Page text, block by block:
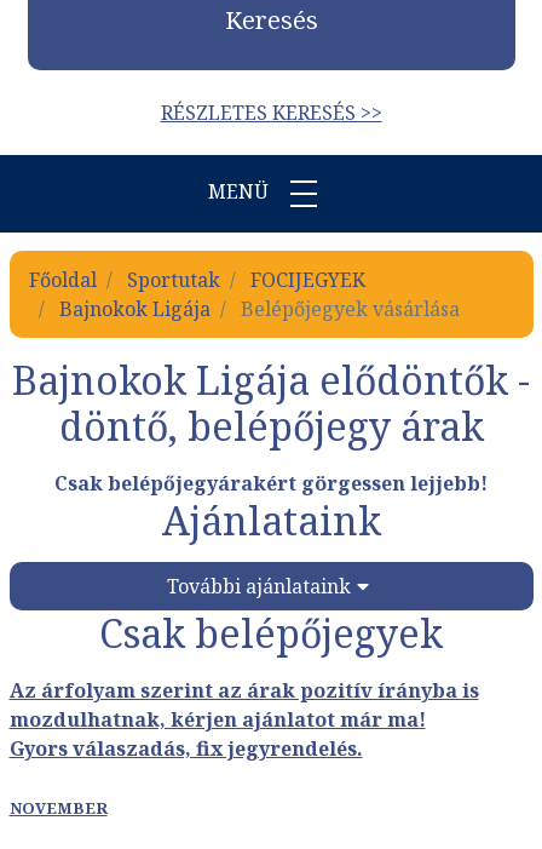
Keresés
RÉSZLETES KERESÉS >>
MENÜ
Főoldal Sportutak
FOCIJEGYEK
Bajnokok Ligája
Belépőjegyek vásárlása
Bajnokok Ligája elődöntők -
döntő, belépőjegy árak
Csak belépőjegyárakért görgessen lejjebb!
Ajánlataink
További ajánlataink
Csak belépőjegyek
Az árfolyam szerint az árak pozitív írányba is
mozdulhatnak, kérjen ajánlatot már ma!
Gyors válaszadás, fix jegyrendelés.
NOVEMBER